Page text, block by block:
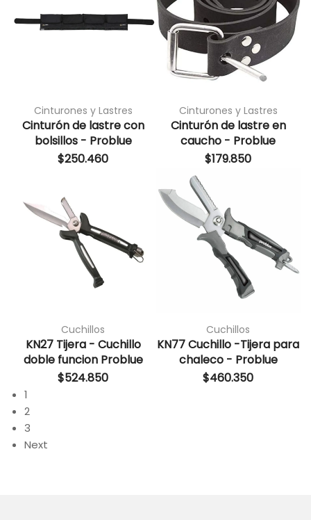
Cinturones y Lastres
Cinturón de lastre con
bolsillos - Problue
$250.460
Cinturones y Lastres
Cinturón de lastre en
caucho - Problue
$179.850
Cuchillos
KN27 Tijera - Cuchillo
doble funcion Problue
$524.850
Cuchillos
KN77 Cuchillo -Tijera para
chaleco - Problue
$460.350
1
2
3
Next